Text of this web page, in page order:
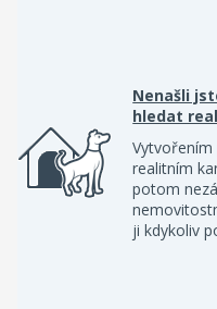
Nenašli
hledat
Vytvořením
realitním
potom
ji kdykoliv